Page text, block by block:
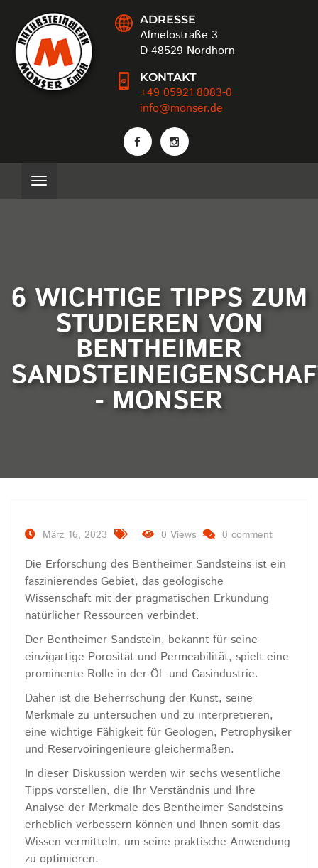
ADRESSE
Almelostraße 3
D-48529 Nordhorn
KONTAKT
+49 05921 8083-0
info@monser.de
6 WICHTIGE TIPPS ZUM
STUDIEREN VON
BENTHEIMER
- MONSER
März 16, 2023 0 Views 0 comment
Die Erforschung des Bentheimer Sandsteins ist ein
faszinierendes Gebiet, das geologische
Wissenschaft mit der pragmatischen Erkundung
natürlicher Ressourcen verbindet.
Der Bentheimer Sandstein, bekannt für seine
einzigartige Porosität und Permeabilität, spielt eine
prominente Rolle in der Öl- und Gasindustrie.
Daher ist die Beherrschung der Kunst, seine
Merkmale zu untersuchen und zu interpretieren,
eine wichtige Fähigkeit für Geologen, Petrophysiker
und Reservoiringenieure gleichermaßen.
In dieser Diskussion werden wir sechs wesentliche
Tipps vorstellen, die Ihr Verständnis und Ihre
Analyse der Merkmale des Bentheimer Sandsteins
erheblich verbessern können und Ihnen somit das
Wissen vermitteln, um seine praktische Anwendung
zu optimieren.